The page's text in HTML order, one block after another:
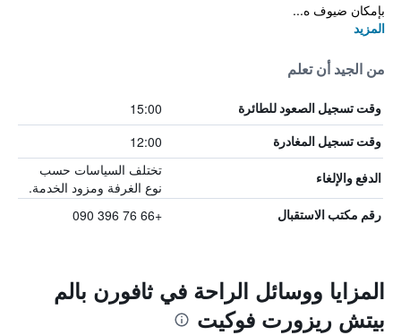
بإمكان ضيوف ه...
المزيد
من الجيد أن تعلم
وقت تسجيل الصعود للطائرة 15:00
وقت تسجيل المغادرة 12:00
الدفع والإلغاء
تختلف السياسات حسب
نوع الغرفة ومزود الخدمة.
رقم مكتب الاستقبال +66 76 396 090
المزايا ووسائل الراحة في ثافورن بالم
بيتش ريزورت فوكيت